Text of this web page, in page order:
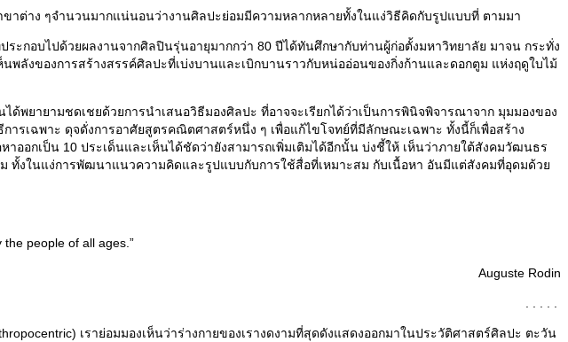
ต่าง ๆจำนวนมากแน่นอนว่างานศิลปะย่อมมีความหลากหลายทั้งในแง่วิธีคิดกับรูปแบบที่ ตามมา
กอบไปด้วยผลงานจากศิลปินรุ่นอายุมากกว่า 80 ปีได้ทันศึกษากับท่านผู้ก่อตั้งมหาวิทยาลัย มาจน กระทั่ง
พลังของการสร้างสรรค์ศิลปะที่เบ่งบานและเบิกบานราวกับหน่ออ่อนของกิ่งก้านและดอกตูม แห่งฤดูใบไม้
พยายามชดเชยด้วยการนำเสนอวิธีมองศิลปะ ที่อาจจะเรียกได้ว่าเป็นการพินิจพิจารณาจาก มุมมองของ
รเฉพาะ ดุจดั่งการอาศัยสูตรคณิตศาสตร์หนึ่ง ๆ เพื่อแก้ไขโจทย์ที่มีลักษณะเฉพาะ ทั้งนี้ก็เพื่อสร้าง
อกเป็น 10 ประเด็นและเห็นได้ชัดว่ายังสามารถเพิ่มเติมได้อีกนั้น บ่งชี้ให้ เห็นว่าภายใต้สังคมวัฒนธร
ทั้งในแง่การพัฒนาแนวความคิดและรูปแบบกับการใช้สื่อที่เหมาะสม กับเนื้อหา อันมีแต่สังคมที่อุดมด้วย
people of all ages.”
Auguste Rodin
เราย่อมมองเห็นว่าร่างกายของเรางดงามที่สุดดังแสดงออกมาในประวัติศาสตร์ศิลปะ ตะวัน